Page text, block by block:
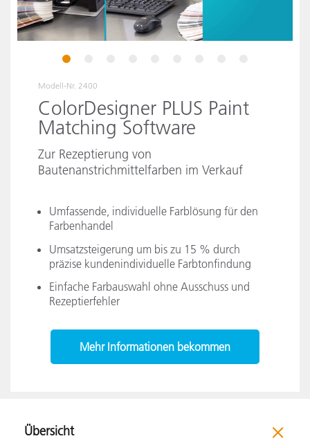
1
Modell-Nr. 2400
ColorDesigner PLUS Paint
Matching Software
Zur Rezeptierung von
Bautenanstrichmittelfarben im Verkauf
Umfassende, individuelle Farblösung für den
Farbenhandel
Umsatzsteigerung um bis zu 15 % durch
präzise kundenindividuelle Farbtonfindung
Einfache Farbauswahl ohne Ausschuss und
Rezeptierfehler
Mehr Informationen bekommen
Übersicht